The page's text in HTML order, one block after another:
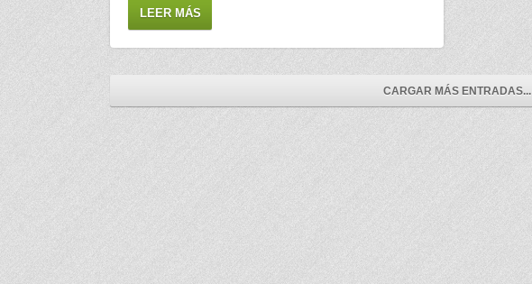
LEER MÁS
CARGAR MÁS ENTRADAS...